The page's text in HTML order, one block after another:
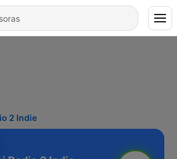
2 Indie